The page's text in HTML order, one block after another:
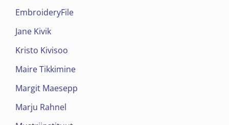
EmbroideryFile
Jane Kivik
Kristo Kivisoo
Maire Tikkimine
Margit Maesepp
Marju Rahnel